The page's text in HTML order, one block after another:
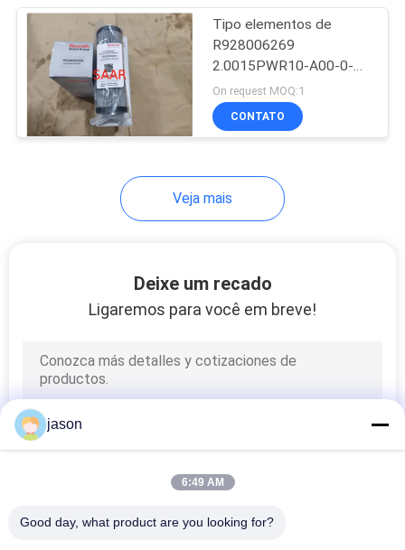
Bombas hidráulicas
de Parker Denison
bomba hidráulica
Bomba hidráulica de
Eaton Vickers
Tipo elementos de
R928006269
2.0015PWR10-A00-0-M
Rexroth de filtro do
tamanho
On request MOQ:1
CONTATO
Veja mais
Deixe um recado
Ligaremos para você em breve!
jason
6:49 AM
Good day, what product are you looking for?